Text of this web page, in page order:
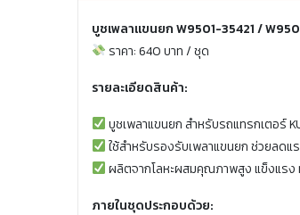
บูชเพลาแขนยก W9501-35421 /
ราคา: 640 บาท / ชุด
รายละเอียดสินค้า:
บูชเพลาแขนยก สำหรับรถแทรกเตอร์
ใช้สำหรับรองรับเพลาแขนยก ช่วยลดแ
ผลิตจากโลหะผสมคุณภาพสูง แข็งแรง
ภายในชุดประกอบด้วย: